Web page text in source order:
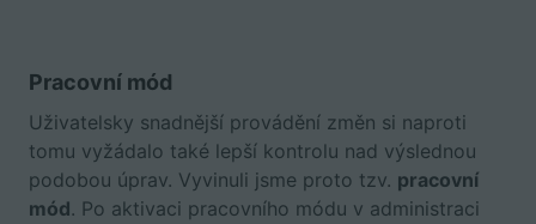
Pracovní mód
Uživatelsky snadnější provádění změn si naproti
tomu vyžádalo také lepší kontrolu nad výslednou
podobou úprav. Vyvinuli jsme proto tzv. pracovní
mód. Po aktivaci pracovního módu v administraci